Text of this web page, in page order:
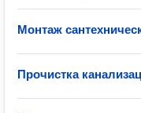
Монтаж
Прочистка